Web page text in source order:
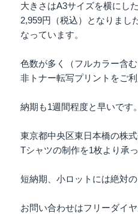
大きさはA3サイズを横にし
2,959円（税込）となりまし
なっています。
色数が多く（フルカラー含
非トナー転写プリントをご利
納期も1週間程度と早いです。
東京都中央区東日本橋の株
Tシャツの制作を1枚より承
短納期、小ロットには絶対の
お問い合わせはフリーダイ